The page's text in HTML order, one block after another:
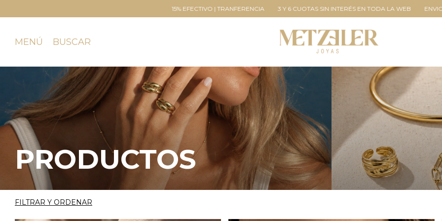
3 Y 6 CUOTAS SIN INTERÉS EN TODA LA WEB ENVIOS A TODO EL PAÍS 15% EFECTIVO |
MENÚ BUSCAR
PRODUCTOS
FILTRAR Y ORDENAR